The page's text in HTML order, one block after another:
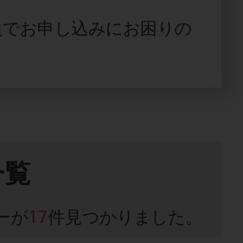
お申し込みにお困りの
が17 件見つかりました。
プ